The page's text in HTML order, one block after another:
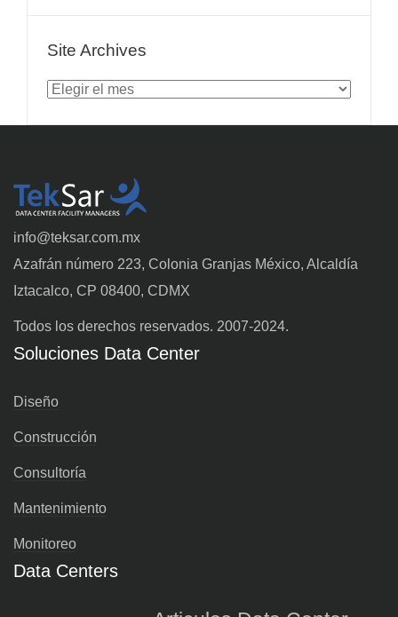
Site Archives
Site
info@teksar.com.mx
Azafrán número 223, Colonia Granjas México, Alcaldía
Iztacalco, CP 08400, CDMX
Todos los derechos reservados. 2007-2024.
Soluciones Data Center
Diseño
Construcción
Consultoría
Mantenimiento
Monitoreo
Data Centers